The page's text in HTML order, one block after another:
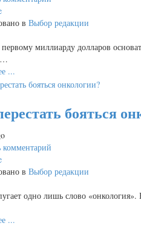
в Выбор редакции
миллиарду долларов
...
бояться
комментарий
в Выбор редакции
одно лишь слово «онкология».
...